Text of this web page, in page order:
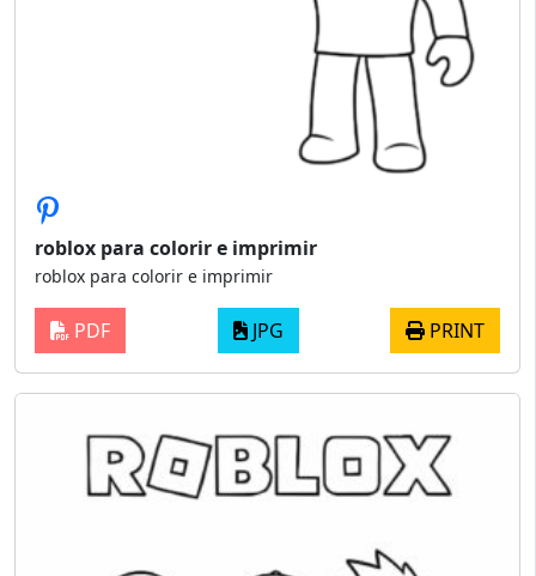
roblox para colorir e imprimir
roblox para colorir e imprimir
PDF JPG PRINT